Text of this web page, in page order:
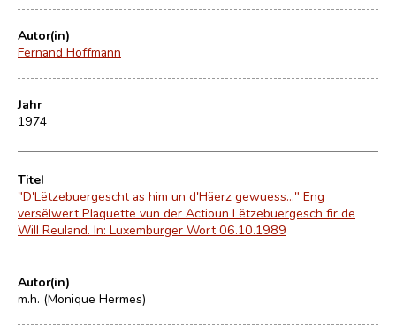
Autor(in)
Fernand Hoffmann
Jahr
1974
Titel
"D'Lëtzebuergescht as him un d'Häerz gewuess…" Eng
versëlwert Plaquette vun der Actioun Lëtzebuergesch fir de
Will Reuland. In: Luxemburger Wort 06.10.1989
Autor(in)
m.h. (Monique Hermes)